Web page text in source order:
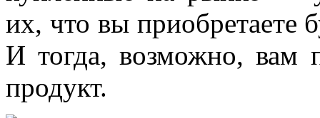
их, что вы приобретаете
И тогда, возможно, вам
продукт.